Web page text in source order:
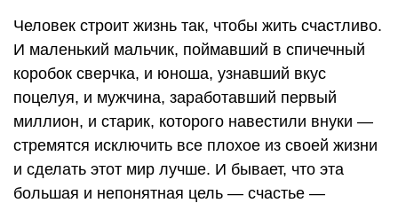
Человек строит жизнь так, чтобы жить счастливо.
И маленький мальчик, поймавший в спичечный
коробок сверчка, и юноша, узнавший вкус
поцелуя, и мужчина, заработавший первый
миллион, и старик, которого навестили внуки —
стремятся исключить все плохое из своей жизни
и сделать этот мир лучше. И бывает, что эта
большая и непонятная цель — счастье —